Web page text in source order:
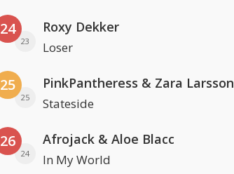
24
23
Roxy Dekker
Loser
25
25
PinkPantheress & Zara Larsson
Stateside
26
24
Afrojack & Aloe Blacc
In My World